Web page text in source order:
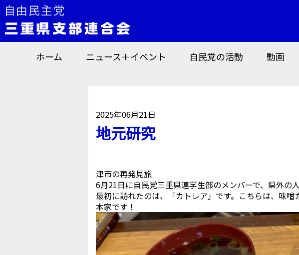
ホーム ニュース＋イベント 自民党の活動 動画
2025年06月21日
地元研究
津市の再発見旅
6月21日に自民党三重県連学生部のメンバーで、県外の
最初に訪れたのは、「カトレア」です。こちらは、味
本家です！